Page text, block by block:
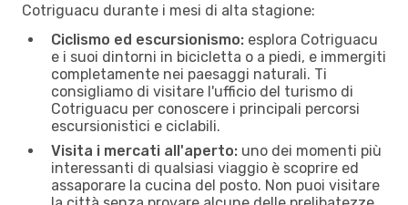
Cotriguacu durante i mesi di alta stagione:
Ciclismo ed escursionismo: esplora Cotriguacu
e i suoi dintorni in bicicletta o a piedi, e immergiti
completamente nei paesaggi naturali. Ti
consigliamo di visitare l'ufficio del turismo di
Cotriguacu per conoscere i principali percorsi
escursionistici e ciclabili.
Visita i mercati all'aperto: uno dei momenti più
interessanti di qualsiasi viaggio è scoprire ed
assaporare la cucina del posto. Non puoi visitare